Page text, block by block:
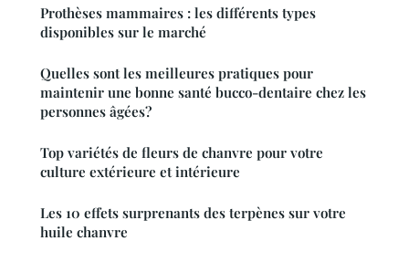
Prothèses mammaires : les différents types
disponibles sur le marché
Quelles sont les meilleures pratiques pour
maintenir une bonne santé bucco-dentaire chez les
personnes âgées?
Top variétés de fleurs de chanvre pour votre
culture extérieure et intérieure
Les 10 effets surprenants des terpènes sur votre
huile chanvre